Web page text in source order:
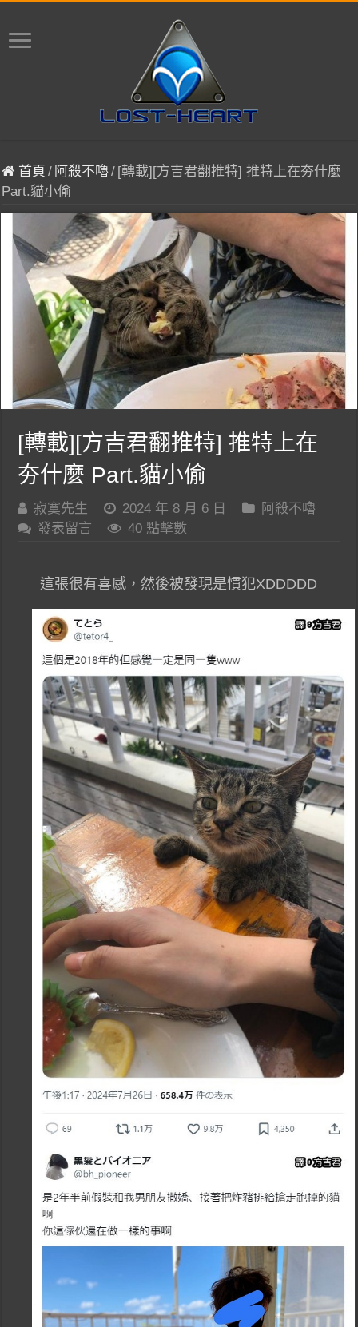
首頁 / 阿殺不嚕/ [轉載][方吉君翻推特] 推特上在夯什麼
Part.貓小偷
[轉載][方吉君翻推特] 推特上在
夯什麼 Part.貓小偷
寂寞先生 2024 年 8 月 6 日
阿殺不嚕
發表留言
40 點擊數
這張很有喜感，然後被發現是慣犯XDDDDD